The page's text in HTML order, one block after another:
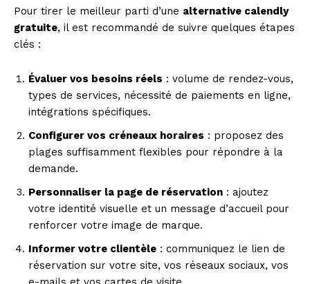
Pour tirer le meilleur parti d’une alternative calendly
gratuite, il est recommandé de suivre quelques étapes
clés :
Évaluer vos besoins réels : volume de rendez-vous,
types de services, nécessité de paiements en ligne,
intégrations spécifiques.
Configurer vos créneaux horaires : proposez des
plages suffisamment flexibles pour répondre à la
demande.
Personnaliser la page de réservation : ajoutez
votre identité visuelle et un message d’accueil pour
renforcer votre image de marque.
Informer votre clientèle : communiquez le lien de
réservation sur votre site, vos réseaux sociaux, vos